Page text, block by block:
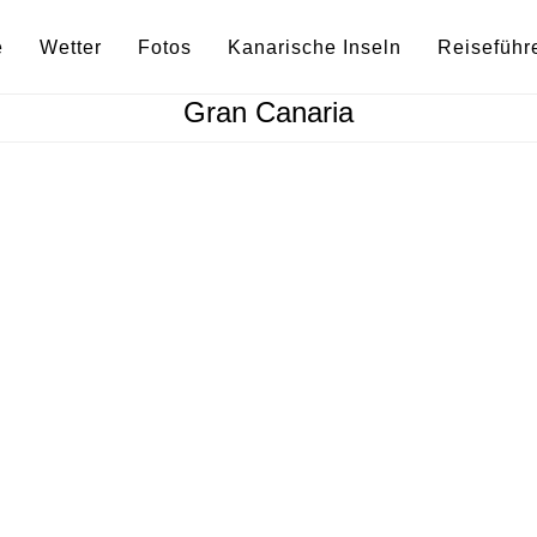
Wetter Fotos Kanarische Inseln
Gran Canaria